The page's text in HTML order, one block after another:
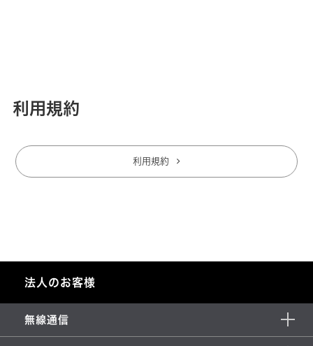
利用規約
利用規約
法人のお客様
無線通信